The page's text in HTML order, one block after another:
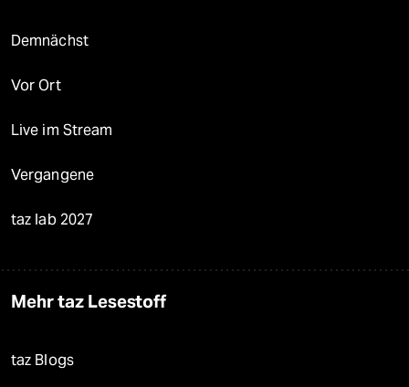
Demnächst
Vor Ort
Live im Stream
Vergangene
taz lab 2027
Mehr taz Lesestoff
taz Blogs